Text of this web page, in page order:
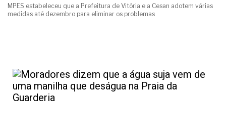
MPES estabeleceu que a Prefeitura de Vitória e a Cesan adotem várias
medidas até dezembro para eliminar os problemas